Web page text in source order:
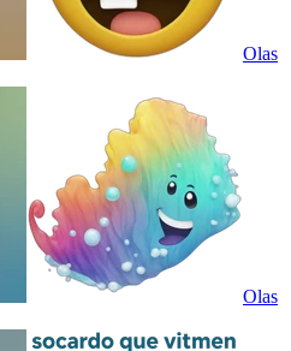
Olas
Olas